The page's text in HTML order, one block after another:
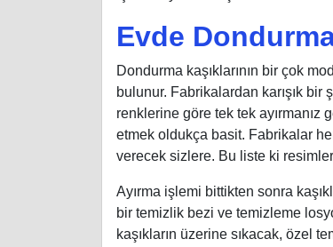
Evde Dondurma
Dondurma kaşıklarının bir çok
bulunur. Fabrikalardan karışık
renklerine göre tek tek ayırmanız
etmek oldukça basit. Fabrikalar
verecek sizlere. Bu liste ki
Ayırma işlemi bittikten sonra
bir temizlik bezi ve temizleme
kaşıkların üzerine sıkacak, özel